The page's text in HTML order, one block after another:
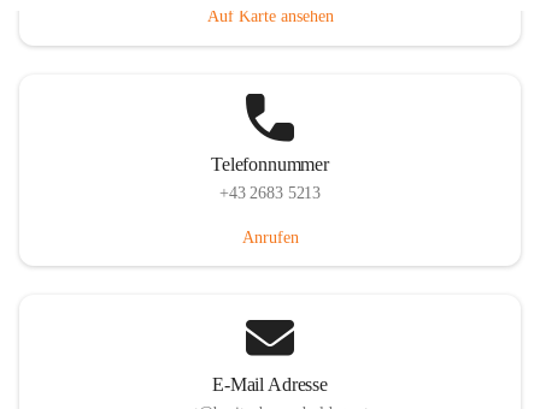
Auf Karte ansehen
Telefonnummer
+43 2683 5213
Anrufen
E-Mail Adresse